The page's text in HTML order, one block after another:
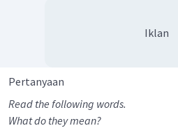
Iklan
Pertanyaan
Read the following words.
What do they mean?